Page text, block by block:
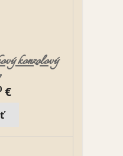
konzolový
€